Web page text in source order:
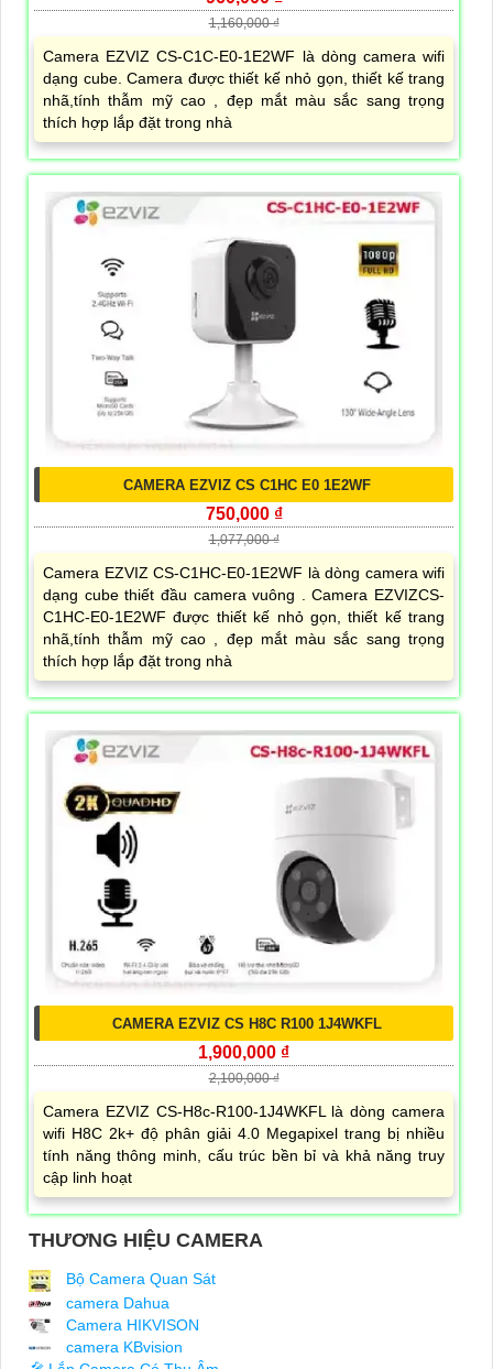
1,160,000 ₫
Camera EZVIZ CS-C1C-E0-1E2WF là dòng camera wifi
dạng cube. Camera được thiết kế nhỏ gọn, thiết kế trang
nhã,tính thẫm mỹ cao , đẹp mắt màu sắc sang trọng
thích hợp lắp đặt trong nhà
CAMERA EZVIZ CS C1HC E0 1E2WF
750,000 ₫
1,077,000 ₫
Camera EZVIZ CS-C1HC-E0-1E2WF là dòng camera wifi
dạng cube thiết đầu camera vuông . Camera EZVIZCS-
C1HC-E0-1E2WF được thiết kế nhỏ gọn, thiết kế trang
nhã,tính thẫm mỹ cao , đẹp mắt màu sắc sang trọng
thích hợp lắp đặt trong nhà
CAMERA EZVIZ CS H8C R100 1J4WKFL
1,900,000 ₫
2,100,000 ₫
Camera EZVIZ CS-H8c-R100-1J4WKFL là dòng camera
wifi H8C 2k+ độ phân giải 4.0 Megapixel trang bị nhiều
tính năng thông minh, cấu trúc bền bỉ và khả năng truy
cập linh hoạt
THƯƠNG HIỆU CAMERA
Bộ Camera Quan Sát
camera Dahua
Camera HIKVISON
camera KBvision